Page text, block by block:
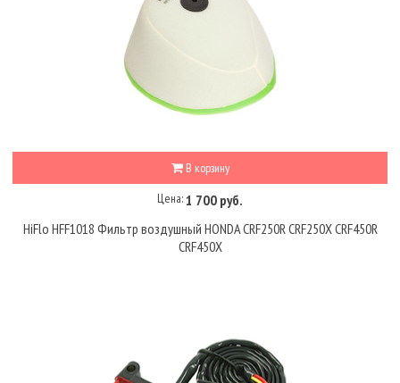
В корзину
Цена:1 700 руб.
HiFlo HFF1018 Фильтр воздушный HONDA CRF250R CRF250X CRF450R
CRF450X